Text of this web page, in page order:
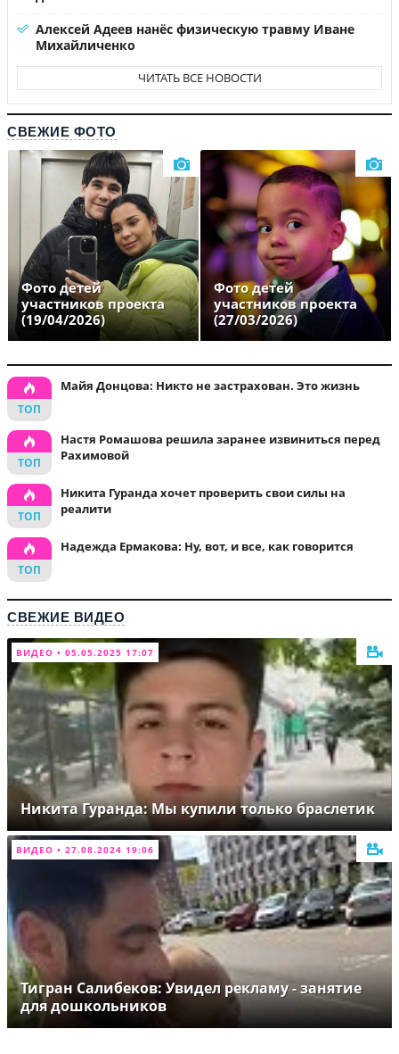
Алексей Адеев нанёс физическую травму Иване
Михайличенко
ЧИТАТЬ ВСЕ НОВОСТИ
СВЕЖИЕ ФОТО
Фото детей
участников проекта
(19/04/2026)
Фото детей
участников проекта
(27/03/2026)
Майя Донцова: Никто не застрахован. Это жизнь
Настя Ромашова решила заранее извиниться перед
Рахимовой
Никита Гуранда хочет проверить свои силы на
реалити
Надежда Ермакова: Ну, вот, и все, как говорится
СВЕЖИЕ ВИДЕО
ВИДЕО • 05.05.2025 17:07
Никита Гуранда: Мы купили только браслетик
ВИДЕО • 27.08.2024 19:06
Тигран Салибеков: Увидел рекламу - занятие
для дошкольников